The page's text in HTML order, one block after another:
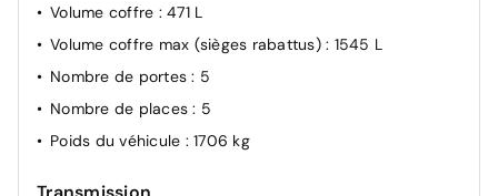
Volume coffre : 471 L
Volume coffre max (sièges rabattus) : 1545 L
Nombre de portes: 5
Nombre de places: 5
Poids du véhicule : 1706 kg